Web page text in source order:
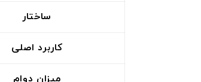
ساختار
کاربرد اصلی
میزان دوام